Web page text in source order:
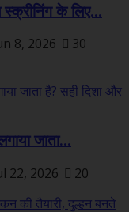
स्क्रीनिंग के लिए...
8, 2026
30
जाता...
22, 2026 20